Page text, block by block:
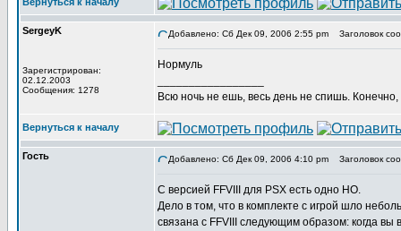
SergeyK
Зарегистрирован:
02.12.2003
Сообщения: 1278
Добавлено: Сб Дек 09, 2006 2:55 pm Заголовок
Нормуль
Всю ночь не ешь, весь день не спишь. Конечно,
Вернуться к началу
Гость Добавлено: Сб Дек 09, 2006 4:10 pm Заголовок
С версией FFVIII для PSX есть одно НО.
Дело в том, что в комплекте с игрой шло
связана с FFVIII следующим образом: когда